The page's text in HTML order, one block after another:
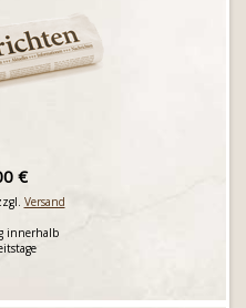
€
Versand
innerhalb